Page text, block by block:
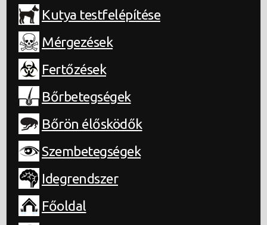
Kutya testfelépítése
Mérgezések
Fertőzések
Bőrbetegségek
Bőrön élősködők
Szembetegségek
Idegrendszer
Főoldal